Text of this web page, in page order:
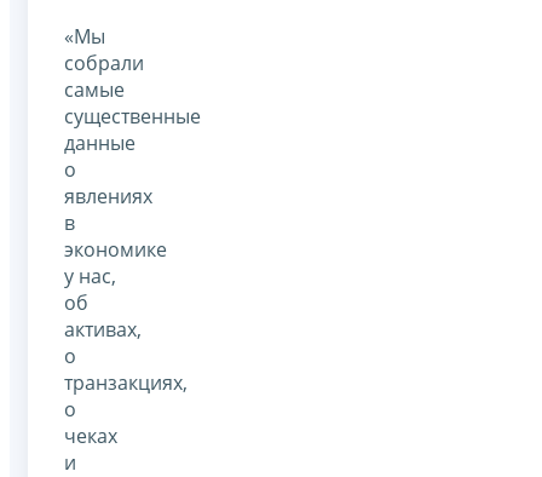
«Мы
собрали
самые
существенные
данные
о
явлениях
в
экономике
у нас,
об
активах,
о
транзакциях,
о
чеках
и